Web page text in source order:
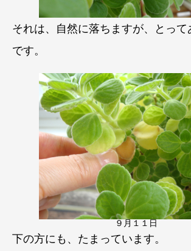
それは、自然に落ちますが、とって
です。
９月１１日
下の方にも、たまっています。